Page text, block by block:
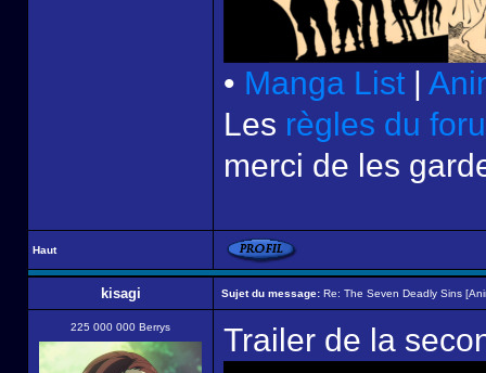
• Manga List |
Les règles du
merci de les
Haut
kisagi Sujet du message: Re: The Seven Deadly Sins
225 000 000 Berrys Trailer de la